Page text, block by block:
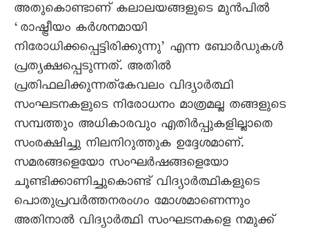
അതുകൊണ്ടാണ് കലാലയങ്ങളുടെ മുന്‍പില്‍
‘രാഷ്ട്രീയം കര്‍ശനമായി
നിരോധിക്കപ്പെട്ടിരിക്കുന്നു’ എന്ന ബോര്‍ഡുകള്‍
പ്രത്യക്ഷപ്പെടുന്നത്. അതില്‍
പ്രതിഫലിക്കുന്നത്കേവലം വിദ്യാര്‍ത്ഥി
സംഘടനകളുടെ നിരോധനം മാത്രമല്ല തങ്ങളുടെ
സമ്പത്തും അധികാരവും എതിര്‍പ്പുകളില്ലാതെ
സംരക്ഷിച്ചു നിലനിറുത്തുക ഉദ്ദേശമാണ്.
സമരങ്ങളെയോ സംഘര്‍ഷങ്ങളെയോ
ചൂണ്ടിക്കാണിച്ചുകൊണ്ട് വിദ്യാര്‍ത്ഥികളുടെ
പൊതുപ്രവര്‍ത്തനരംഗം മോശമാണെന്നും
അതിനാല്‍ വിദ്യാര്‍ത്ഥി സംഘടനകളെ നമുക്ക്